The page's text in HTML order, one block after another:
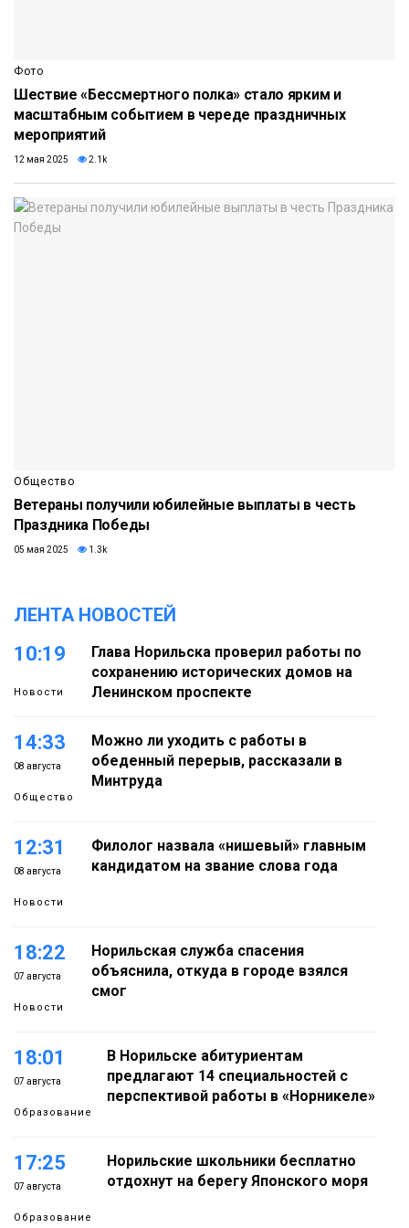
Фото
Шествие «Бессмертного полка» стало ярким и
масштабным событием в череде праздничных
мероприятий
12 мая 2025 2.1k
Общество
Ветераны получили юбилейные выплаты в честь
Праздника Победы
05 мая 2025 1.3k
ЛЕНТА НОВОСТЕЙ
10:19
Новости
Глава Норильска проверил работы по
сохранению исторических домов на
Ленинском проспекте
14:33
08 августа
Общество
Можно ли уходить с работы в
обеденный перерыв, рассказали в
Минтруда
12:31
08 августа
Новости
Филолог назвала «нишевый» главным
кандидатом на звание слова года
18:22
07 августа
Новости
Норильская служба спасения
объяснила, откуда в городе взялся
смог
18:01
07 августа
Образование
В Норильске абитуриентам
предлагают 14 специальностей с
перспективой работы в «Норникеле»
17:25
07 августа
Образование
Норильские школьники бесплатно
отдохнут на берегу Японского моря